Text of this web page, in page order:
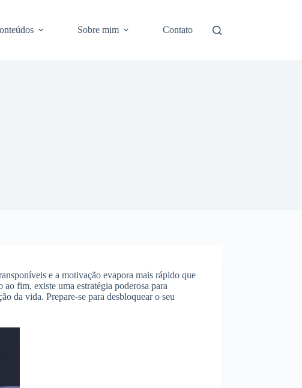
Sobre mim Contato
e a motivação evapora mais rápido que
fim, existe uma estratégia poderosa para
da vida. Prepare-se para desbloquear o seu